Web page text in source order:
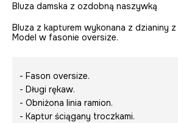
Bluza damska z ozdobną naszywką
Bluza z kapturem wykonana z dzianiny
Model w fasonie oversize.
- Fason oversize.
- Długi rękaw.
- Obniżona linia ramion.
- Kaptur ściągany troczkami.